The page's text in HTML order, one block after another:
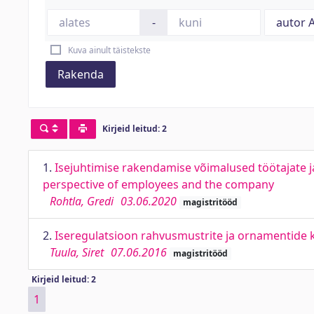
-
Kuva ainult täistekste
Rakenda
Kirjeid leitud: 2
1. Isejuhtimise rakendamise võimalused
perspective of employees and the company
Rohtla, Gredi 03.06.2020 magistritööd
2. Iseregulatsioon rahvusmustrite ja
Tuula, Siret 07.06.2016 magistritööd
Kirjeid leitud: 2
1